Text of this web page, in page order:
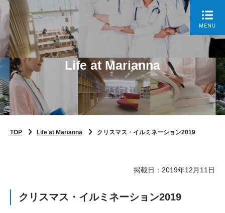
MENU
Life at Marianna
TOP Life at Marianna クリスマス・イルミネーション2019
掲載日：2019年12月11日
クリスマス・イルミネーション2019